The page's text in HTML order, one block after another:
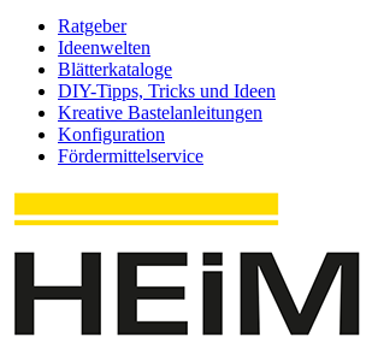
Ratgeber
Ideenwelten
Blätterkataloge
DIY-Tipps, Tricks und Ideen
Kreative Bastelanleitungen
Konfiguration
Fördermittelservice